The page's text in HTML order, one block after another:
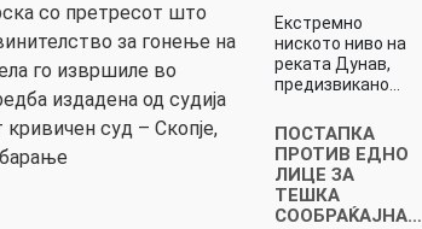
со претресот што
за гонење на
го извршиле во
издадена од судија
суд – Скопје,
Екстремно
ниското ниво на
реката Дунав,
предизвикано…
ПОСТАПКА
ПРОТИВ ЕДНО
ЛИЦЕ ЗА
ТЕШКА
СООБРАЌАЈНА…